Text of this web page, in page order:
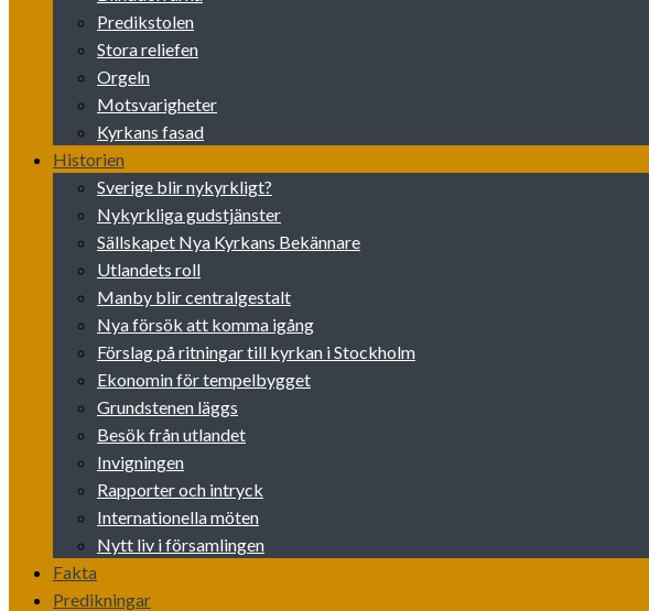
Predikstolen
Stora reliefen
Orgeln
Motsvarigheter
Kyrkans fasad
Historien
Sverige blir nykyrkligt?
Nykyrkliga gudstjänster
Sällskapet Nya Kyrkans Bekännare
Utlandets roll
Manby blir centralgestalt
Nya försök att komma igång
Förslag på ritningar till kyrkan i Stockholm
Ekonomin för tempelbygget
Grundstenen läggs
Besök från utlandet
Invigningen
Rapporter och intryck
Internationella möten
Nytt liv i församlingen
Fakta
Predikningar